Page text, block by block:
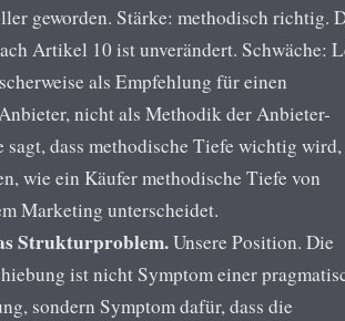
geworden. Stärke: methodisch richtig.
Artikel 10 ist unverändert. Schwäche:
als Empfehlung für einen
nicht als Methodik der Anbieter-
sagt, dass methodische Tiefe wichtig wird,
wie ein Käufer methodische Tiefe von
Marketing unterscheidet.
Strukturproblem.Unsere Position. Die
ist nicht Symptom einer
sondern Symptom dafür, dass die